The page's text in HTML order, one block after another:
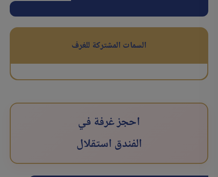
السمات المشتركة للغرف
احجز غرفة في
الفندق استقلال